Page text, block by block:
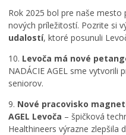
Rok 2025 bol pre naše mesto
nových príležitostí. Pozrite si
udalostí, ktoré posunuli
10. Levoča má nové
NADÁCIE AGEL sme vytvorili
seniorov.
9. Nové pracovisko
AGEL Levoča – špičková
Healthineers výrazne zlepšila
e
C
o
n
o
p
ä
ť
o
ž
i